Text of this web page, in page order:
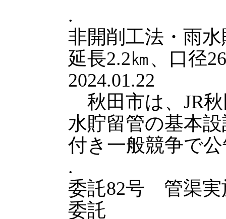
.
非開削工法・雨
延長2.2㎞、口径
2024.01.22
秋田市は、JR
水貯留管の基本
付き一般競争で
.
委託82号 管渠実
委託